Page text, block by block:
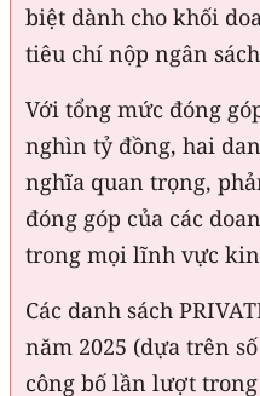
biệt dành cho khối
tiêu chí nộp ngân
Với tổng mức đóng
nghìn tỷ đồng, hai
nghĩa quan trọng,
đóng góp của các
trong mọi lĩnh vực
Các danh sách
năm 2025 (dựa trên
công bố lần lượt trong